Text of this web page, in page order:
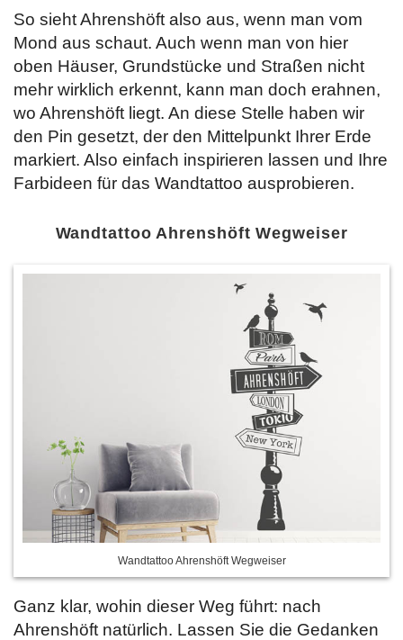
So sieht Ahrenshöft also aus, wenn man vom
Mond aus schaut. Auch wenn man von hier
oben Häuser, Grundstücke und Straßen nicht
mehr wirklich erkennt, kann man doch erahnen,
wo Ahrenshöft liegt. An diese Stelle haben wir
den Pin gesetzt, der den Mittelpunkt Ihrer Erde
markiert. Also einfach inspirieren lassen und Ihre
Farbideen für das Wandtattoo ausprobieren.
Wandtattoo Ahrenshöft Wegweiser
Wandtattoo Ahrenshöft Wegweiser
Ganz klar, wohin dieser Weg führt: nach
Ahrenshöft natürlich. Lassen Sie die Gedanken